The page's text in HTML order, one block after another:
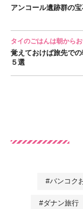
アンコール遺跡群の
タイのごはんは朝からお
覚えておけば旅先で
５選
#バンコク
#ダナン旅行